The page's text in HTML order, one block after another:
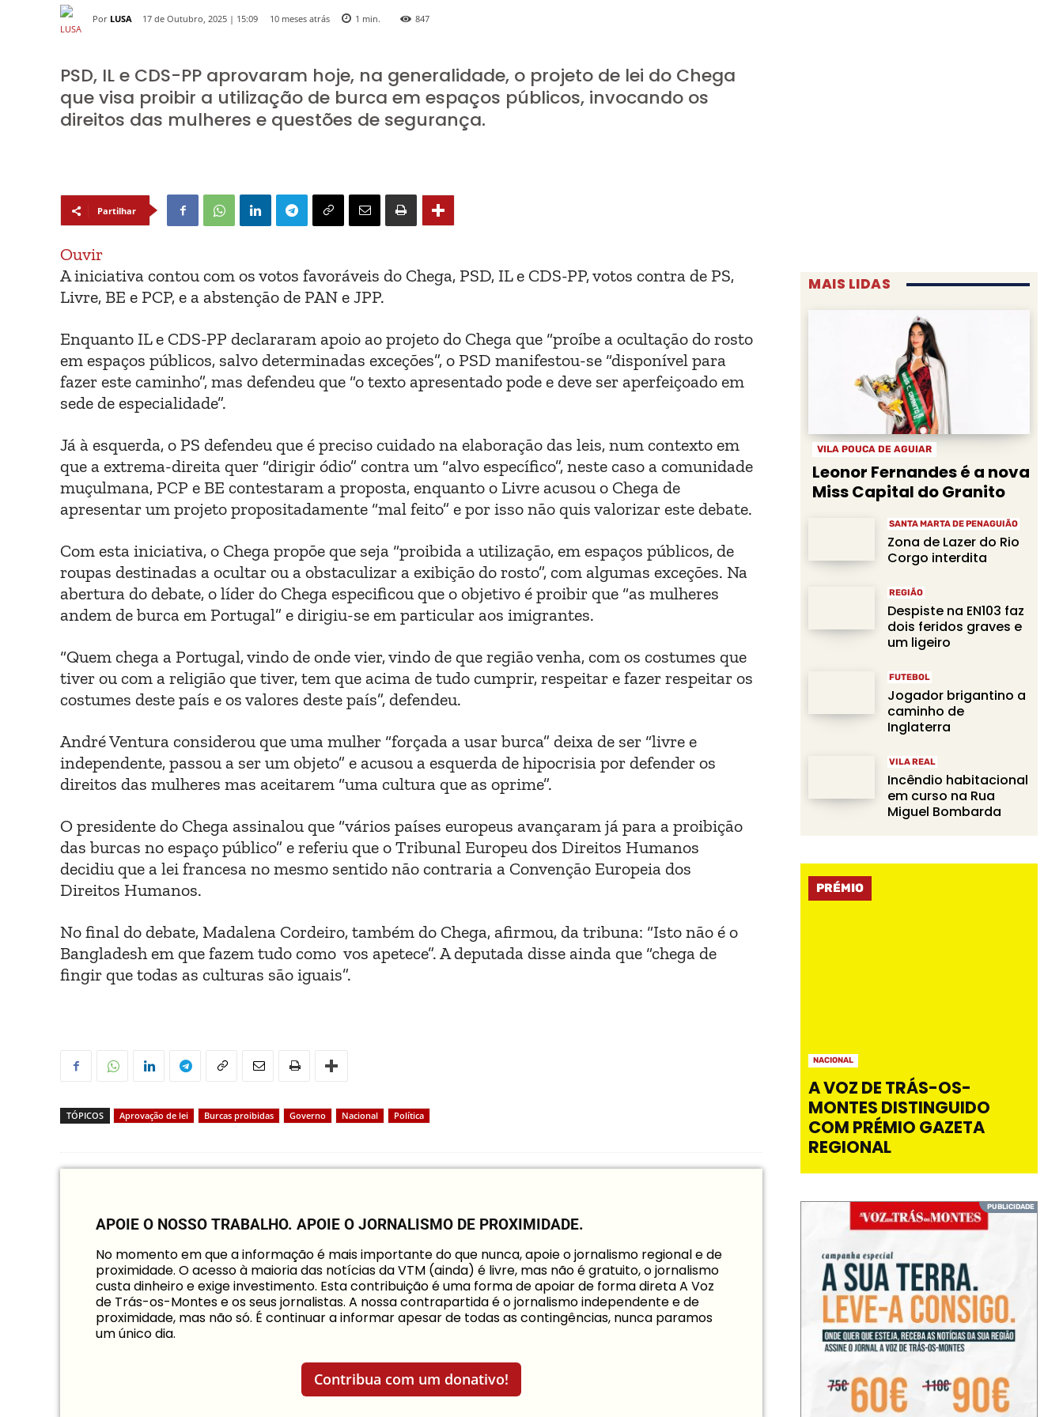
Por LUSA 17 de Outubro, 2025 | 15:09 10 meses atrás 1 min. 847
PSD, IL e CDS-PP aprovaram hoje, na generalidade, o projeto de lei do Chega
que visa proibir a utilização de burca em espaços públicos, invocando os
direitos das mulheres e questões de segurança.
Partilhar
Ouvir
A iniciativa contou com os votos favoráveis do Chega, PSD, IL e CDS-PP, votos contra de PS,
Livre, BE e PCP, e a abstenção de PAN e JPP.
Enquanto IL e CDS-PP declararam apoio ao projeto do Chega que “proíbe a ocultação do rosto
em espaços públicos, salvo determinadas exceções”, o PSD manifestou-se “disponível para
fazer este caminho”, mas defendeu que “o texto apresentado pode e deve ser aperfeiçoado em
sede de especialidade”.
Já à esquerda, o PS defendeu que é preciso cuidado na elaboração das leis, num contexto em
que a extrema-direita quer “dirigir ódio” contra um “alvo específico”, neste caso a comunidade
muçulmana, PCP e BE contestaram a proposta, enquanto o Livre acusou o Chega de
apresentar um projeto propositadamente “mal feito” e por isso não quis valorizar este debate.
Com esta iniciativa, o Chega propõe que seja “proibida a utilização, em espaços públicos, de
roupas destinadas a ocultar ou a obstaculizar a exibição do rosto”, com algumas exceções. Na
abertura do debate, o líder do Chega especificou que o objetivo é proibir que “as mulheres
andem de burca em Portugal” e dirigiu-se em particular aos imigrantes.
“Quem chega a Portugal, vindo de onde vier, vindo de que região venha, com os costumes que
tiver ou com a religião que tiver, tem que acima de tudo cumprir, respeitar e fazer respeitar os
costumes deste país e os valores deste país”, defendeu.
André Ventura considerou que uma mulher “forçada a usar burca” deixa de ser “livre e
independente, passou a ser um objeto” e acusou a esquerda de hipocrisia por defender os
direitos das mulheres mas aceitarem “uma cultura que as oprime”.
O presidente do Chega assinalou que “vários países europeus avançaram já para a proibição
das burcas no espaço público” e referiu que o Tribunal Europeu dos Direitos Humanos
decidiu que a lei francesa no mesmo sentido não contraria a Convenção Europeia dos
Direitos Humanos.
No final do debate, Madalena Cordeiro, também do Chega, afirmou, da tribuna: “Isto não é o
Bangladesh em que fazem tudo como vos apetece”. A deputada disse ainda que “chega de
fingir que todas as culturas são iguais”.
TÓPICOS Aprovação de lei Burcas proibidas Governo Nacional Política
APOIE O NOSSO TRABALHO. APOIE O JORNALISMO DE PROXIMIDADE.
No momento em que a informação é mais importante do que nunca, apoie o jornalismo regional e de
proximidade. O acesso à maioria das notícias da VTM (ainda) é livre, mas não é gratuito, o jornalismo
custa dinheiro e exige investimento. Esta contribuição é uma forma de apoiar de forma direta A Voz
de Trás-os-Montes e os seus jornalistas. A nossa contrapartida é o jornalismo independente e de
proximidade, mas não só. É continuar a informar apesar de todas as contingências, nunca paramos
um único dia.
Contribua com um donativo!
MAIS LIDAS
VILA POUCA DE AGUIAR
Leonor Fernandes é a nova
Miss Capital do Granito
SANTA MARTA DE PENAGUIÃO
Zona de Lazer do Rio
Corgo interdita
REGIÃO
Despiste na EN103 faz
dois feridos graves e
um ligeiro
FUTEBOL
Jogador brigantino a
caminho de
Inglaterra
VILA REAL
Incêndio habitacional
em curso na Rua
Miguel Bombarda
PRÉMIO
NACIONAL
A VOZ DE TRÁS-OS-
MONTES DISTINGUIDO
COM PRÉMIO GAZETA
REGIONAL